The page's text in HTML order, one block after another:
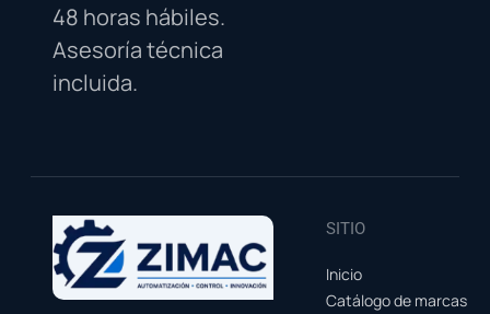
48 horas hábiles.
Asesoría técnica
incluida.
SITIO
Inicio
Catálogo de marcas